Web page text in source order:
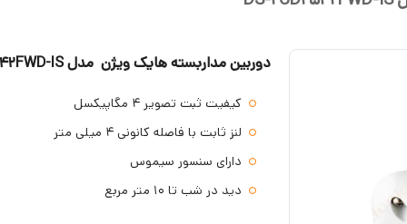
دوربین مداربسته هایک ویژن مدل DS-2CD2542FWD-IS
کیفیت ثبت تصویر 4 مگاپیکسل
لنز ثابت با فاصله کانونی 4 میلی متر
دارای سنسور سیموس
دید در شب تا 10 متر مربع